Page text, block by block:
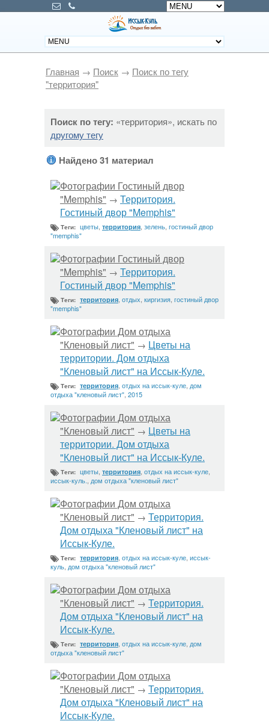
Главная → Поиск → Поиск по тегу
"территория"
Поиск по тегу: «территория», искать по
другому тегу
Найдено 31 материал
Фотографии Гостиный двор
"Memphis" → Территория.
Гостиный двор "Memphis"
Теги: цветы территория зелень гостиный двор
"memphis"
Фотографии Гостиный двор
"Memphis" → Территория.
Гостиный двор "Memphis"
Теги: территория отдых киргизия гостиный двор
"memphis"
Фотографии Дом отдыха
"Кленовый лист" → Цветы на
территории. Дом отдыха
"Кленовый лист" на Иссык-Куле.
Теги: территория отдых на иссык-куле дом
отдыха "кленовый лист" 2015
Фотографии Дом отдыха
"Кленовый лист" → Цветы на
территории. Дом отдыха
"Кленовый лист" на Иссык-Куле.
Теги: цветы территория отдых на иссык-куле
иссык-куль. дом отдыха "кленовый лист"
Фотографии Дом отдыха
"Кленовый лист" → Территория.
Дом отдыха "Кленовый лист" на
Иссык-Куле.
Теги: территория отдых на иссык-куле иссык-
куль дом отдыха "кленовый лист"
Фотографии Дом отдыха
"Кленовый лист" → Территория.
Дом отдыха "Кленовый лист" на
Иссык-Куле.
Теги: территория отдых на иссык-куле дом
отдыха "кленовый лист"
Фотографии Дом отдыха
"Кленовый лист" → Территория.
Дом отдыха "Кленовый лист" на
Иссык-Куле.